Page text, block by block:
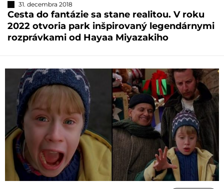
31. decembra 2018
Cesta do fantázie sa stane realitou. V roku
2022 otvoria park inšpirovaný legendárnymi
rozprávkami od Hayaa Miyazakiho